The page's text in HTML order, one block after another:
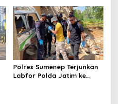
Polres Sumenep Terjunkan
Labfor Polda Jatim ke